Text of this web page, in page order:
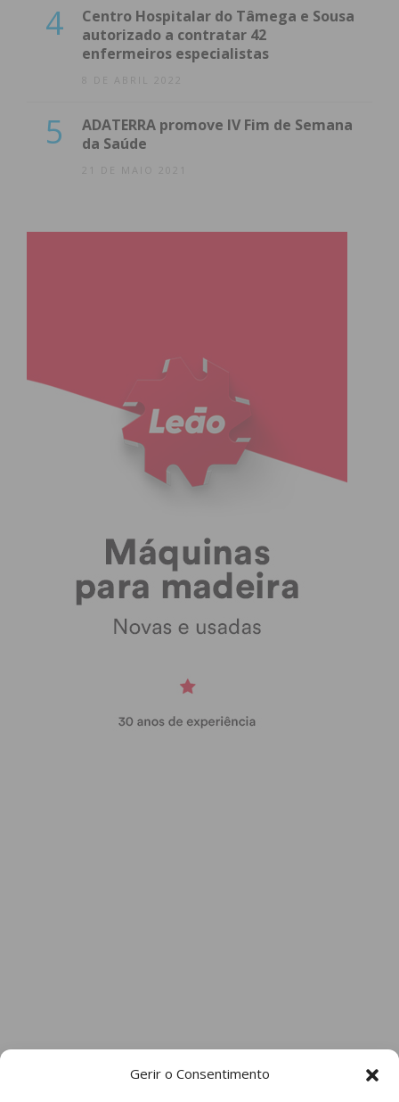
Gerir o Consentimento
4
Centro Hospitalar do Tâmega e Sousa
autorizado a contratar 42
enfermeiros especialistas
8 DE ABRIL 2022
5
ADATERRA promove IV Fim de Semana
da Saúde
21 DE MAIO 2021